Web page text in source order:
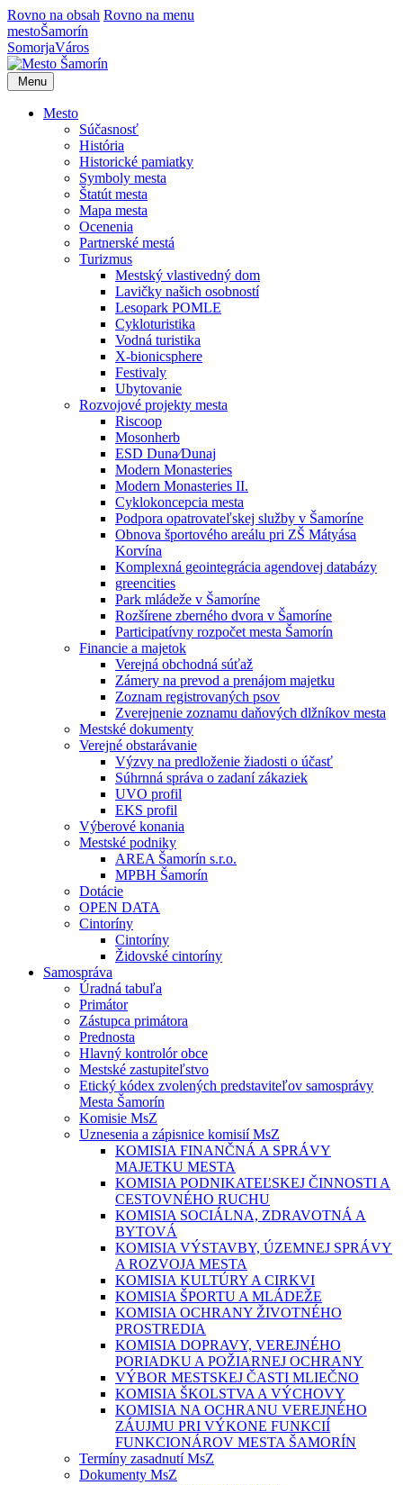
Rovno na obsah Rovno na menu
mestoŠamorín
SomorjaVáros
Menu
Mesto
Súčasnosť
História
Historické pamiatky
Symboly mesta
Štatút mesta
Mapa mesta
Ocenenia
Partnerské mestá
Turizmus
Mestský vlastivedný dom
Lavičky našich osobností
Lesopark POMLE
Cykloturistika
Vodná turistika
X-bionicsphere
Festivaly
Ubytovanie
Rozvojové projekty mesta
Riscoop
Mosonherb
ESD Duna⁄Dunaj
Modern Monasteries
Modern Monasteries II.
Cyklokoncepcia mesta
Podpora opatrovateľskej služby v Šamoríne
Obnova športového areálu pri ZŠ Mátyása
Korvína
Komplexná geointegrácia agendovej databázy
greencities
Park mládeže v Šamoríne
Rozšírene zberného dvora v Šamoríne
Participatívny rozpočet mesta Šamorín
Financie a majetok
Verejná obchodná súťaž
Zámery na prevod a prenájom majetku
Zoznam registrovaných psov
Zverejnenie zoznamu daňových dlžníkov mesta
Mestské dokumenty
Verejné obstarávanie
Výzvy na predloženie žiadosti o účasť
Súhrnná správa o zadaní zákaziek
UVO profil
EKS profil
Výberové konania
Mestské podniky
AREA Šamorín s.r.o.
MPBH Šamorín
Dotácie
OPEN DATA
Cintoríny
Cintoríny
Židovské cintoríny
Samospráva
Úradná tabuľa
Primátor
Zástupca primátora
Prednosta
Hlavný kontrolór obce
Mestské zastupiteľstvo
Etický kódex zvolených predstaviteľov samosprávy
Mesta Šamorín
Komisie MsZ
Uznesenia a zápisnice komisií MsZ
KOMISIA FINANČNÁ A SPRÁVY
MAJETKU MESTA
KOMISIA PODNIKATEĽSKEJ ČINNOSTI A
CESTOVNÉHO RUCHU
KOMISIA SOCIÁLNA, ZDRAVOTNÁ A
BYTOVÁ
KOMISIA VÝSTAVBY, ÚZEMNEJ SPRÁVY
A ROZVOJA MESTA
KOMISIA KULTÚRY A CIRKVI
KOMISIA ŠPORTU A MLÁDEŽE
KOMISIA OCHRANY ŽIVOTNÉHO
PROSTREDIA
KOMISIA DOPRAVY, VEREJNÉHO
PORIADKU A POŽIARNEJ OCHRANY
VÝBOR MESTSKEJ ČASTI MLIEČNO
KOMISIA ŠKOLSTVA A VÝCHOVY
KOMISIA NA OCHRANU VEREJNÉHO
ZÁUJMU PRI VÝKONE FUNKCIÍ
FUNKCIONÁROV MESTA ŠAMORÍN
Termíny zasadnutí MsZ
Dokumenty MsZ